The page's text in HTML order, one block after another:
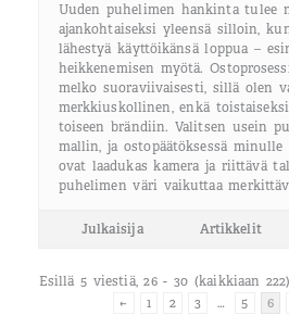
Uuden puhelimen hankinta tulee
ajankohtaiseksi yleensä silloin,
lähestyä käyttöikänsä loppua –
heikkenemisen myötä.
melko suoraviivaisesti, sillä olen
merkkiuskollinen, enkä
toiseen brändiin. Valitsen usein
mallin, ja ostopäätöksessä
ovat laadukas kamera ja riittävä
puhelimen väri vaikuttaa
Julkaisija Artikkelit
Esillä 5 viestiä, 26 - 30 (kaikkiaan 222)
←
1 2 3 … 5 6